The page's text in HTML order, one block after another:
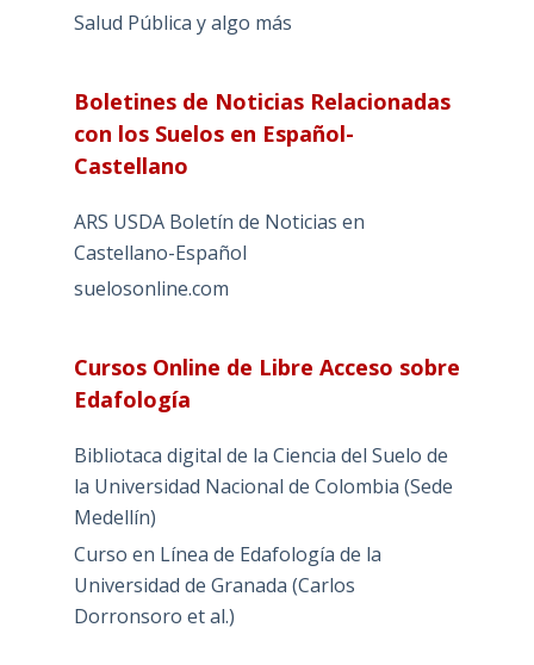
Salud Pública y algo más
Boletines de Noticias Relacionadas
con los Suelos en Español-
Castellano
ARS USDA Boletín de Noticias en
Castellano-Español
suelosonline.com
Cursos Online de Libre Acceso sobre
Edafología
Bibliotaca digital de la Ciencia del Suelo de
la Universidad Nacional de Colombia (Sede
Medellín)
Curso en Línea de Edafología de la
Universidad de Granada (Carlos
Dorronsoro et al.)